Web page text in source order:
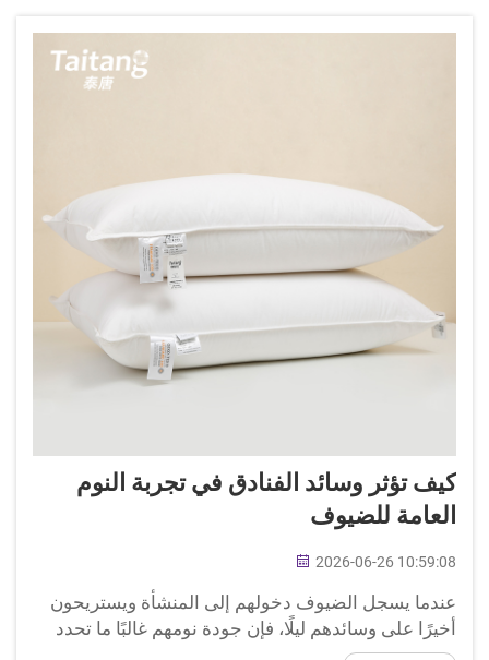
كيف تؤثر وسائد الفنادق في تجربة النوم
العامة للضيوف
2026-06-26 10:59:08
عندما يسجل الضيوف دخولهم إلى المنشأة ويستريحون
أخيرًا على وسائدهم ليلًا، فإن جودة نومهم غالبًا ما تحدد
الطريقة التي يتذكرون بها إقامتهم بأكملها. وتلعب وسائد